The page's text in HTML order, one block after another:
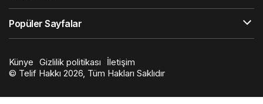
Popüler Sayfalar
Künye Gizlilik politikası
İletişim
© Telif Hakkı 2026, Tüm Hakları Saklıdır